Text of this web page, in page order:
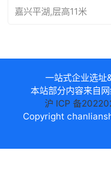
600平方高11米厂房
嘉兴平湖,层高11米
一站式企业选址
本站部分内容来自
沪 ICP 备
Copyright